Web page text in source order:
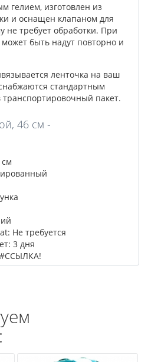
гелием, изготовлен из
и оснащен клапаном для
не требует обработки. При
быть надут повторно и
ленточка на ваш
стандартным
транспортировочный пакет.
46 см -
Не требуется
3 дня
#ССЫЛКА!